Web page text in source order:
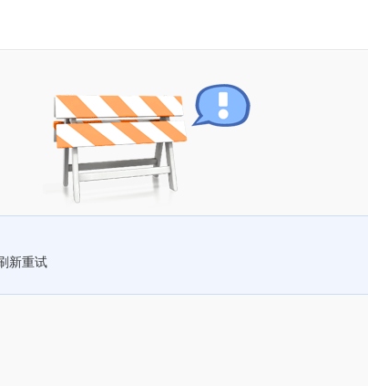
新重试